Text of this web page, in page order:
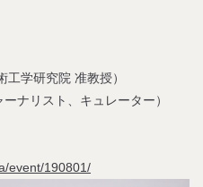
学研究院 准教授）
ナリスト、キュレーター）
event/190801/